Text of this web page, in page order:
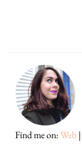
Find me on:Web|